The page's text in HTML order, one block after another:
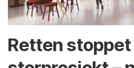
Retten